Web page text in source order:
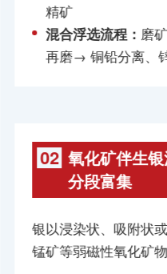
精矿
混合浮选流程： 磨
再磨→ 铜铅分离、
02 氧化矿伴生
分段富集
银以浸染状、吸附状
锰矿等弱磁性氧化矿物